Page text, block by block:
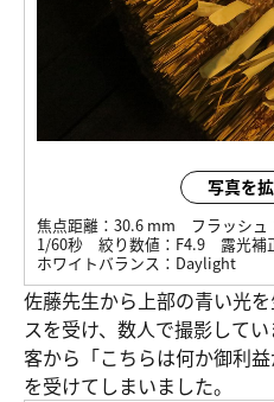
写真を
焦点距離： 30.6 mm フラッシュ
1/60秒
絞り数値： F4.9 露光補
ホワイトバランス： Daylight
佐藤先生から上部の青い光
スを受け、数人で撮影して
客から「こちらは何か御利
を受けてしまいました。